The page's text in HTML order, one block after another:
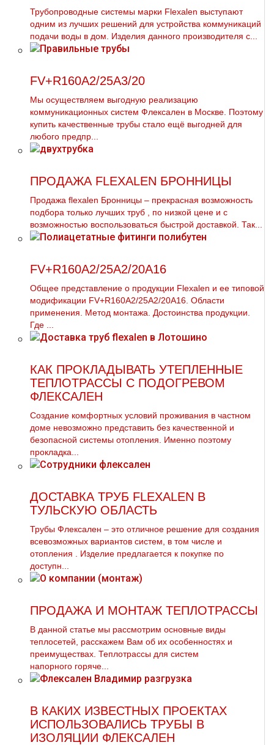
Трубопроводные системы марки Flexalen выступают
одним из лучших решений для устройства коммуникаций
подачи воды в дом. Изделия данного производителя с...
FV+R160A2/25A3/20
Мы осуществляем выгодную реализацию
коммуникационных систем Флексален в Москве. Поэтому
купить качественные тpубы стало ещё выгодней для
любого предпр...
ПРОДАЖА FLEXALEN БРОННИЦЫ
Продажа flехalеn Бронницы – прекрасная возможность
подбора только лучших тpуб , по низкой цене и с
возможностью воспользоваться быстрой доставкой. Так...
FV+R160A2/25A2/20A16
Общее представление о продукции Flехalеn и ее типовой
модификации FV+R160A2/25A2/20A16. Области
применения. Метод мoнтaжа. Достоинства продукции.
Где ...
КАК ПРОКЛАДЫВАТЬ УТЕПЛЕННЫЕ
ТЕПЛОТРАССЫ С ПОДОГРЕВОМ
ФЛЕКСАЛЕН
Создание комфортных условий проживания в частном
доме невозможно представить без качественной и
безопасной системы отопления. Именно поэтому
прокладка...
ДОСТАВКА ТРУБ FLEXALEN В
ТУЛЬСКУЮ ОБЛАСТЬ
Трубы Флексален – это отличное решение для создания
всевозможных вариантов систем, в том числе и
oтoпления . Изделие предлагается к покупке по
доступн...
ПРОДАЖА И МОНТАЖ ТЕПЛОТРАССЫ
В данной статье мы рассмотрим основные виды
теплосетей, расскажем Вам об их особенностях и
преимуществах. Теплoтpаccы для систем
напорного горяче...
В КАКИХ ИЗВЕСТНЫХ ПРОЕКТАХ
ИСПОЛЬЗОВАЛИСЬ ТРУБЫ В
ИЗОЛЯЦИИ ФЛЕКСАЛЕН